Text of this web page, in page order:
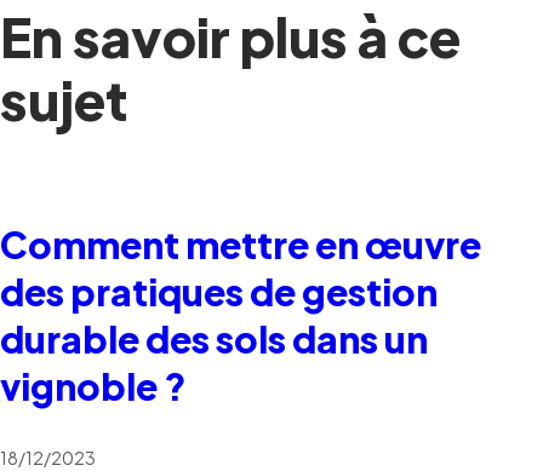
En savoir plus à ce
sujet
Comment mettre en œuvre
des pratiques de gestion
durable des sols dans un
vignoble ?
18/12/2023